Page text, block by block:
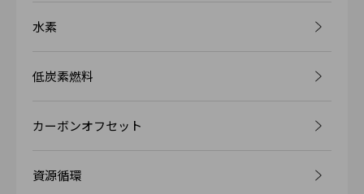
水素
低炭素燃料
カーボンオフセット
資源循環